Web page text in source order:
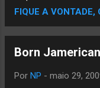
e...
que eu
gostaria
Em
Ebony &
FIQUE A VONTADE,
Born
Por NP - maio 29,